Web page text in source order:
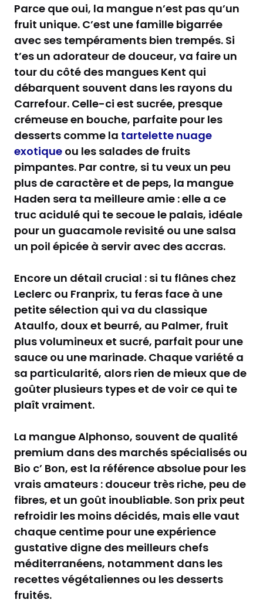
Parce que oui, la mangue n’est pas qu’un
fruit unique. C’est une famille bigarrée
avec ses tempéraments bien trempés. Si
t’es un adorateur de douceur, va faire un
tour du côté des mangues Kent qui
débarquent souvent dans les rayons du
Carrefour. Celle-ci est sucrée, presque
crémeuse en bouche, parfaite pour les
desserts comme la tartelette nuage
exotique ou les salades de fruits
pimpantes. Par contre, si tu veux un peu
plus de caractère et de peps, la mangue
Haden sera ta meilleure amie : elle a ce
truc acidulé qui te secoue le palais, idéale
pour un guacamole revisité ou une salsa
un poil épicée à servir avec des accras.
Encore un détail crucial : si tu flânes chez
Leclerc ou Franprix, tu feras face à une
petite sélection qui va du classique
Ataulfo, doux et beurré, au Palmer, fruit
plus volumineux et sucré, parfait pour une
sauce ou une marinade. Chaque variété a
sa particularité, alors rien de mieux que de
goûter plusieurs types et de voir ce qui te
plaît vraiment.
La mangue Alphonso, souvent de qualité
premium dans des marchés spécialisés ou
Bio c’ Bon, est la référence absolue pour les
vrais amateurs : douceur très riche, peu de
fibres, et un goût inoubliable. Son prix peut
refroidir les moins décidés, mais elle vaut
chaque centime pour une expérience
gustative digne des meilleurs chefs
méditerranéens, notamment dans les
recettes végétaliennes ou les desserts
fruités.